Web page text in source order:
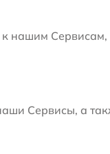
Сервисы, а